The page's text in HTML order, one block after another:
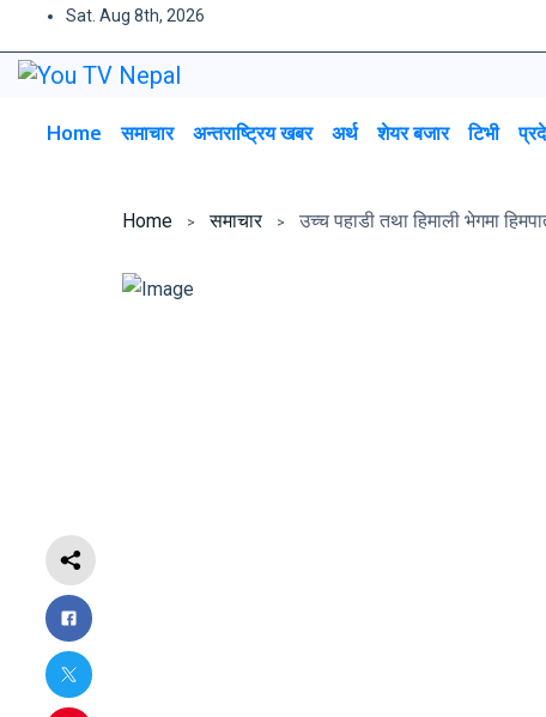
Sat. Aug 8th, 2026
Home समाचार अन्तराष्ट्रिय खबर अर्थ शेयर बजार टिभी
Home समाचार उच्च पहाडी तथा हिमाली भेगमा